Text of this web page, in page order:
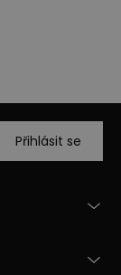
Přihlásit se